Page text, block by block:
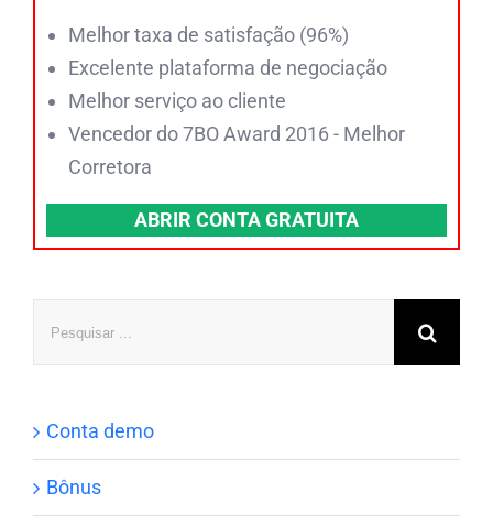
Melhor taxa de satisfação (96%)
Excelente plataforma de negociação
Melhor serviço ao cliente
Vencedor do 7BO Award 2016 - Melhor
Corretora
ABRIR CONTA GRATUITA
Conta demo
Bônus